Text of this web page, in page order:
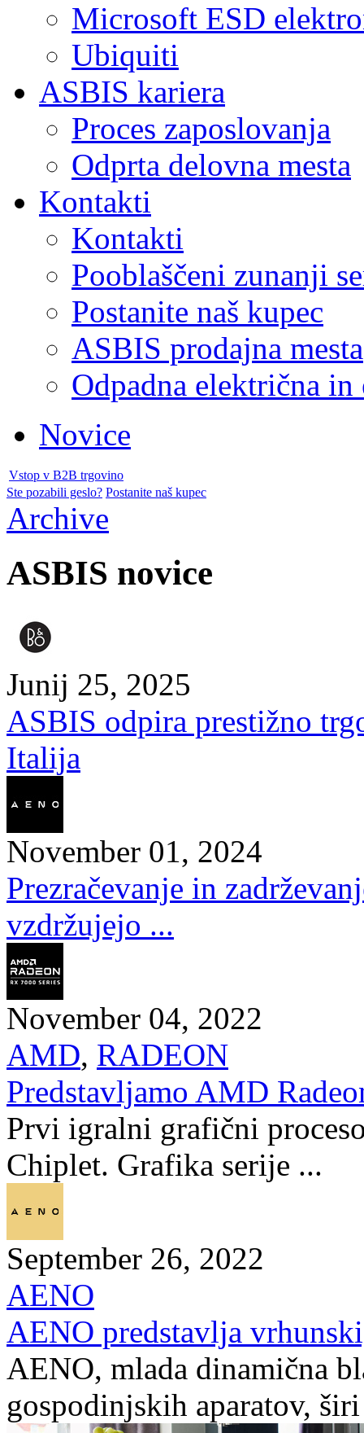
Microsoft ESD
Ubiquiti
ASBIS kariera
Proces zaposlovanja
Odprta delovna mesta
Kontakti
Kontakti
Pooblaščeni zunanji
Postanite naš kupec
ASBIS prodajna mesta
Odpadna električna
Novice
Vstop v B2B trgovino
Ste pozabili geslo? Postanite naš kupec
Archive
ASBIS novice
Junij 25, 2025
ASBIS odpira prestižno
Italija
November 01, 2024
Prezračevanje in
vzdržujejo ...
November 04, 2022
AMD, RADEON
Predstavljamo AMD
Prvi igralni grafični
Chiplet. Grafika serije ...
September 26, 2022
AENO
AENO predstavlja
AENO, mlada dinamična
gospodinjskih aparatov,